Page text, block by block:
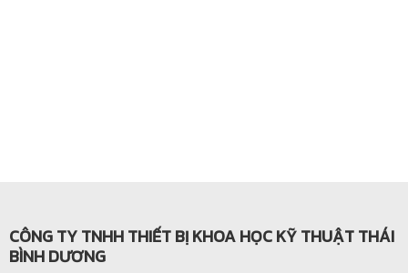
CÔNG TY TNHH THIẾT BỊ KHOA HỌC KỸ THUẬT THÁI
BÌNH DƯƠNG